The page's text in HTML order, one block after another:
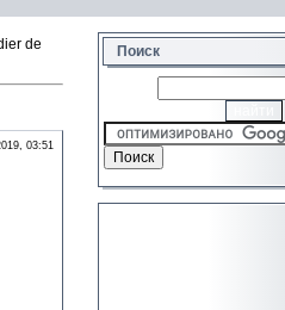
de
03:51
Поиск